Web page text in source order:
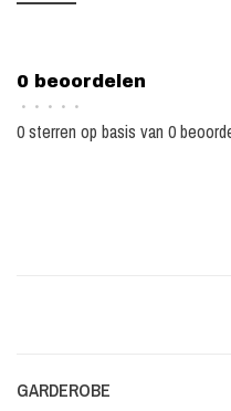
0 beoordelen
• • • • •
0 sterren op basis van 0
GARDEROBE